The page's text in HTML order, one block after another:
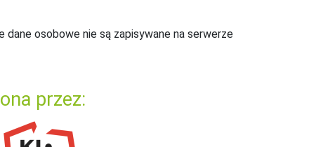
dane osobowe nie są zapisywane na serwerze
przez: